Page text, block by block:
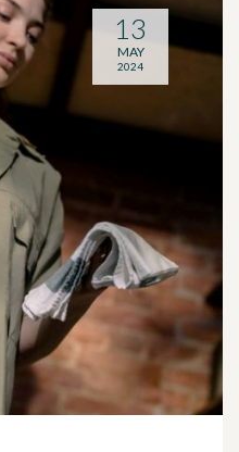
13
MAY
2024